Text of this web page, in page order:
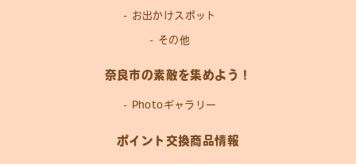
お出かけスポット
その他
奈良市の素敵を集めよう！
Photoギャラリー
ポイント交換商品情報